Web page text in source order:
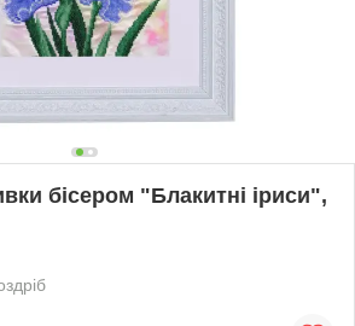
бісером "Блакитні іриси",